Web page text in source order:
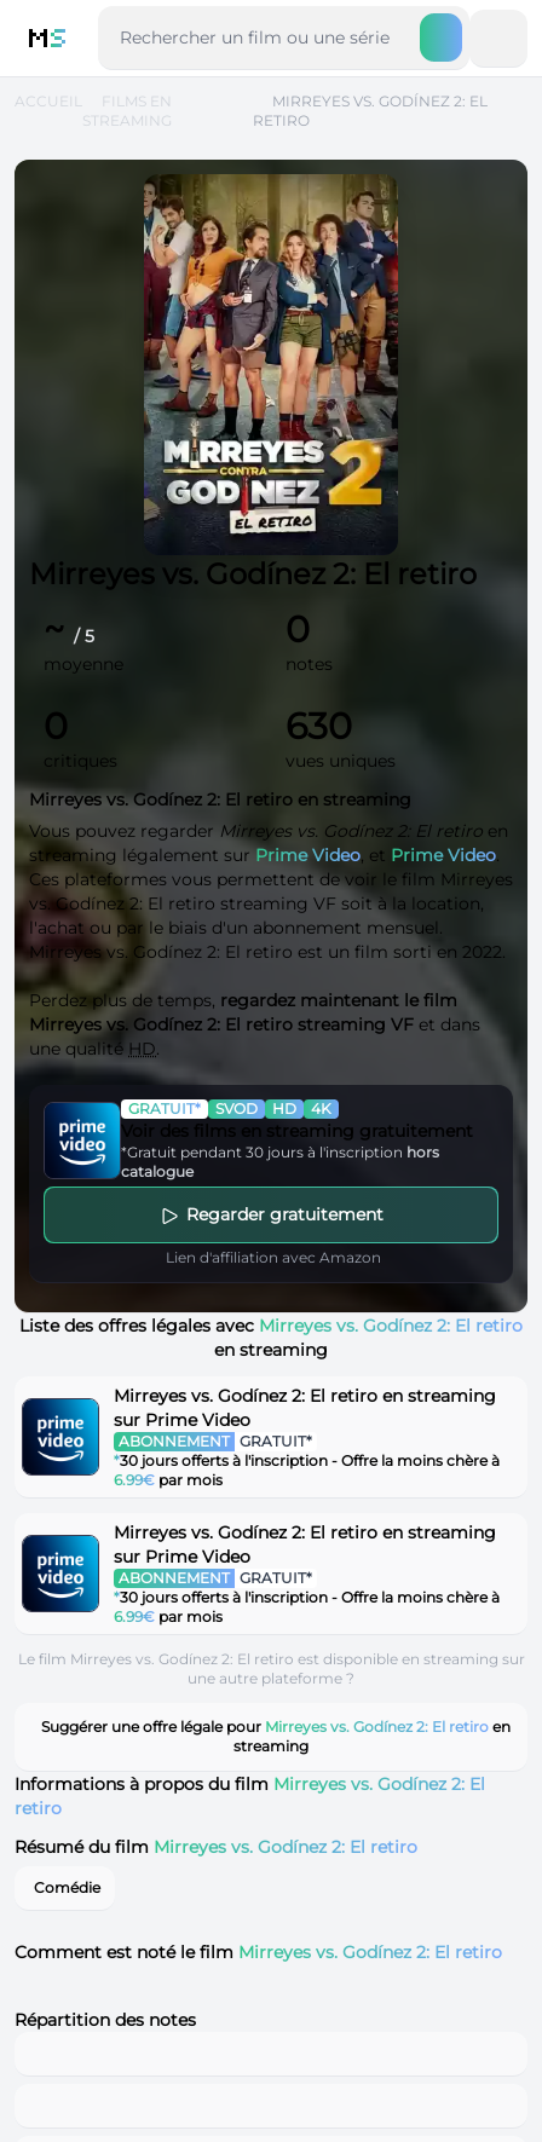
MS
ACCUEIL
FILMS EN
STREAMING
MIRREYES VS. GODÍNEZ 2: EL
RETIRO
Mirreyes vs. Godínez 2: El retiro
~ / 5
moyenne
0
notes
0
critiques
630
vues uniques
Mirreyes vs. Godínez 2: El retiro en streaming
Vous pouvez regarder Mirreyes vs. Godínez 2: El retiro en
streaming légalement sur Prime Video, et Prime Video.
Ces plateformes vous permettent de voir le film Mirreyes
vs. Godínez 2: El retiro streaming VF soit à la location,
l'achat ou par le biais d'un abonnement mensuel.
Mirreyes vs. Godínez 2: El retiro est un film sorti en 2022.
Perdez plus de temps, regardez maintenant le film
Mirreyes vs. Godínez 2: El retiro streaming VF et dans
une qualité HD.
GRATUIT* SVOD HD 4K
Voir des films en streaming gratuitement
*Gratuit pendant 30 jours à l'inscription hors
catalogue
Regarder gratuitement
Lien d'affiliation avec Amazon
Liste des offres légales avec Mirreyes vs. Godínez 2: El retiro
en streaming
Mirreyes vs. Godínez 2: El retiro en streaming
sur Prime Video
ABONNEMENT GRATUIT*
*30 jours offerts à l'inscription - Offre la moins chère à
6.99€ par mois
Mirreyes vs. Godínez 2: El retiro en streaming
sur Prime Video
ABONNEMENT GRATUIT*
*30 jours offerts à l'inscription - Offre la moins chère à
6.99€ par mois
Le film Mirreyes vs. Godínez 2: El retiro est disponible en streaming sur
une autre plateforme ?
Suggérer une offre légale pour Mirreyes vs. Godínez 2: El retiro en
streaming
Informations à propos du film Mirreyes vs. Godínez 2: El
retiro
Résumé du film Mirreyes vs. Godínez 2: El retiro
Comédie
Comment est noté le film Mirreyes vs. Godínez 2: El retiro
Répartition des notes